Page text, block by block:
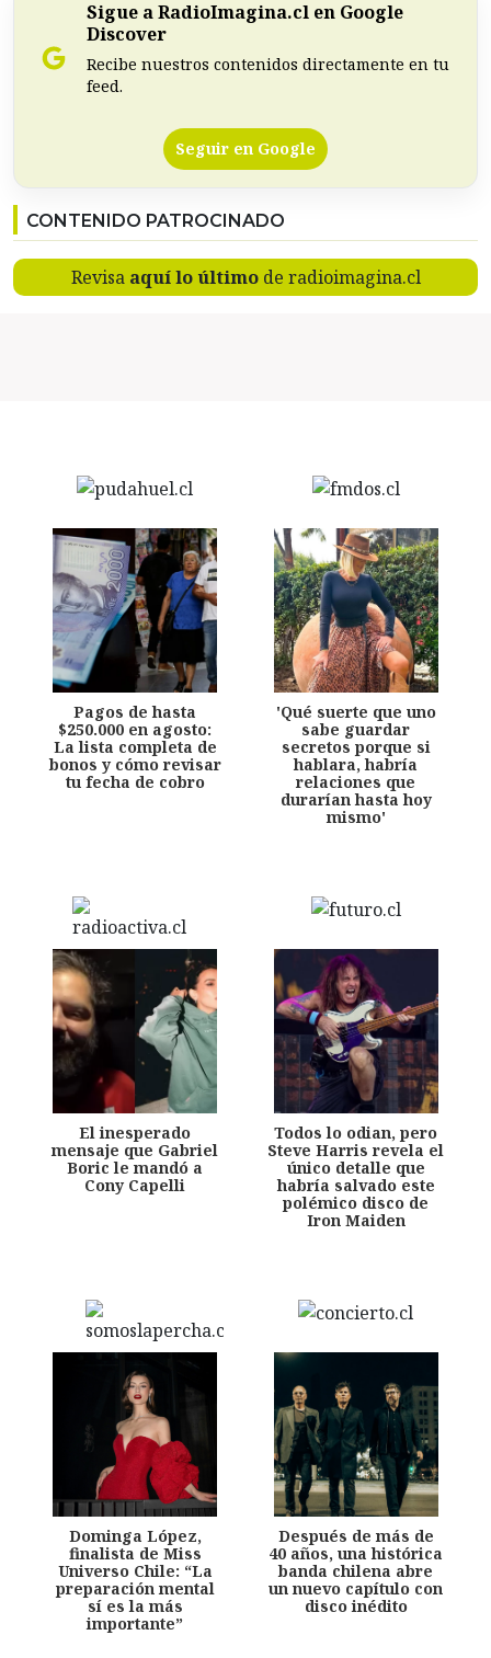
Sigue a RadioImagina.cl en Google
Discover
Recibe nuestros contenidos directamente en tu
feed.
Seguir en Google
CONTENIDO PATROCINADO
Revisa aquí lo últimode radioimagina.cl
Pagos de hasta
$250.000 en agosto:
La lista completa de
bonos y cómo revisar
tu fecha de cobro
'Qué suerte que uno
sabe guardar
secretos porque si
hablara, habría
relaciones que
durarían hasta hoy
mismo'
El inesperado
mensaje que Gabriel
Boric le mandó a
Cony Capelli
Todos lo odian, pero
Steve Harris revela el
único detalle que
habría salvado este
polémico disco de
Iron Maiden
Dominga López,
finalista de Miss
Universo Chile: “La
preparación mental
sí es la más
importante”
Después de más de
40 años, una histórica
banda chilena abre
un nuevo capítulo con
disco inédito